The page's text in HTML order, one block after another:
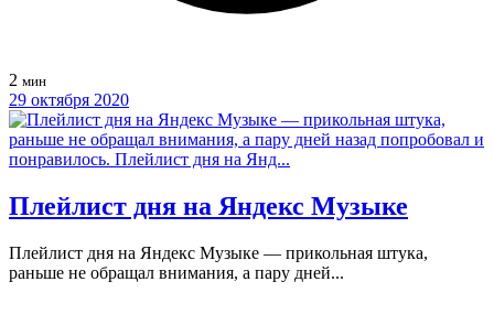
2 мин
29 октября 2020
Плейлист дня на Яндекс Музыке
Плейлист дня на Яндекс Музыке — прикольная штука,
раньше не обращал внимания, а пару дней...